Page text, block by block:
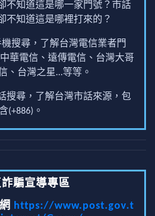
不知道這是哪一家門號？市話
不知道這是哪裡打來的？
搜尋，了解台灣電信業者門
華電信、遠傳電信、台灣大哥
、台灣之星...等等。
搜尋，了解台灣市話來源，包
含(+886)。
詐騙宣導專區
https://www.post.gov.t